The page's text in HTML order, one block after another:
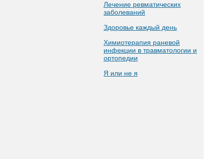
Лечение ревматических
заболеваний
Здоровье каждый день
Химиотерапия раневой
инфекции в травматологии и
ортопедии
Я или не я